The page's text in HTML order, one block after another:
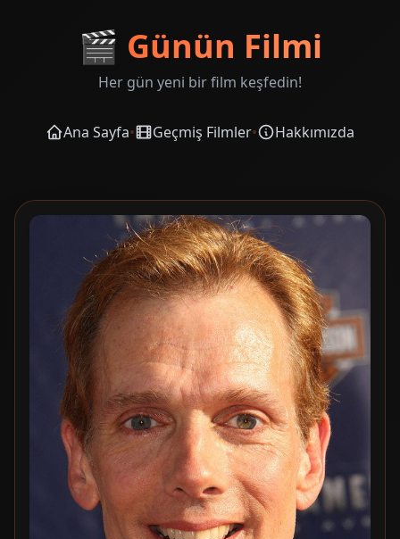
🎬 Günün Filmi
Her gün yeni bir film keşfedin!
Ana Sayfa• Geçmiş Filmler• Hakkımızda